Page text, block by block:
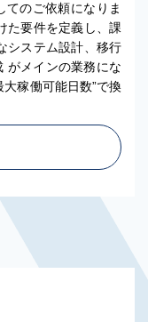
てのご依頼になりま
た要件を定義し、課
システム設計、移行
がメインの業務にな
稼働可能日数”で換